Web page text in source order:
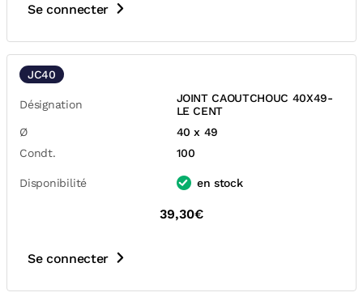
Se connecter
JC40
Désignation
JOINT CAOUTCHOUC 40X49-
LE CENT
Ø
40 x 49
Condt.
100
Disponibilité en stock
39,30€
Se connecter